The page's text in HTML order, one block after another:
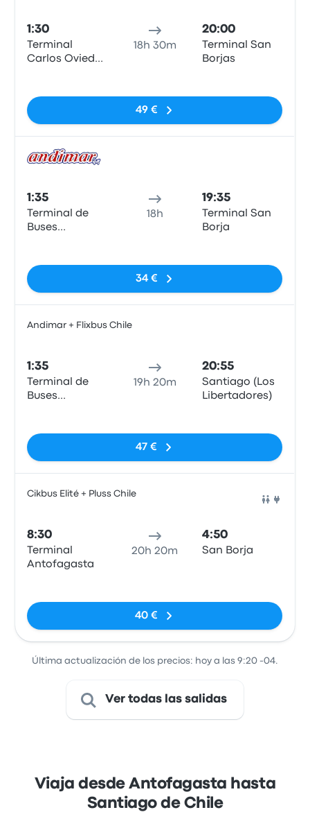
1:30
Terminal
Carlos Oviedo
18h 30m
20:00
Terminal San
Borjas
49 €
1:35
Terminal de
Buses
Cavada)
18h
19:35
Terminal San
Borja
34 €
Andimar + Flixbus Chile
1:35
Terminal de
Buses
Cavada)
19h 20m
20:55
Santiago (Los
Libertadores)
47 €
Cikbus Elité + Pluss Chile
8:30
Terminal
Antofagasta
20h 20m
4:50
San Borja
40 €
Última actualización de los precios: hoy a las 9:20 -04.
Ver todas las salidas
Viaja desde Antofagasta hasta
Santiago de Chile